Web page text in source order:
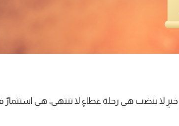
خيرٍ لا ينضب هي رحلة عطاءٍ لا تنتهي، هي استثمارٌ